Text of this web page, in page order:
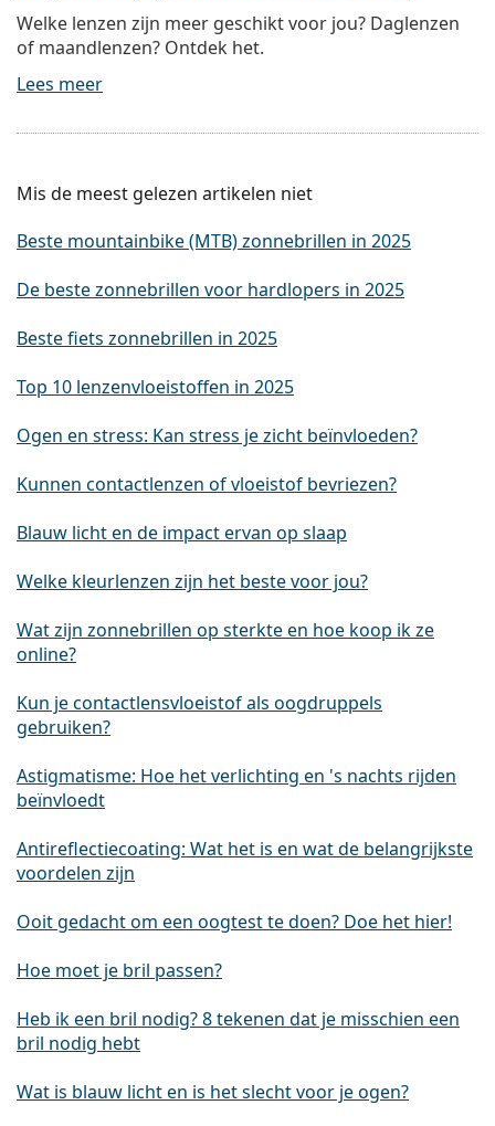
Welke lenzen zijn meer geschikt voor jou? Daglenzen
of maandlenzen? Ontdek het.
Lees meer
Mis de meest gelezen artikelen niet
Beste mountainbike (MTB) zonnebrillen in 2025
De beste zonnebrillen voor hardlopers in 2025
Beste fiets zonnebrillen in 2025
Top 10 lenzenvloeistoffen in 2025
Ogen en stress: Kan stress je zicht beïnvloeden?
Kunnen contactlenzen of vloeistof bevriezen?
Blauw licht en de impact ervan op slaap
Welke kleurlenzen zijn het beste voor jou?
Wat zijn zonnebrillen op sterkte en hoe koop ik ze
online?
Kun je contactlensvloeistof als oogdruppels
gebruiken?
Astigmatisme: Hoe het verlichting en 's nachts rijden
beïnvloedt
Antireflectiecoating: Wat het is en wat de belangrijkste
voordelen zijn
Ooit gedacht om een oogtest te doen? Doe het hier!
Hoe moet je bril passen?
Heb ik een bril nodig? 8 tekenen dat je misschien een
bril nodig hebt
Wat is blauw licht en is het slecht voor je ogen?